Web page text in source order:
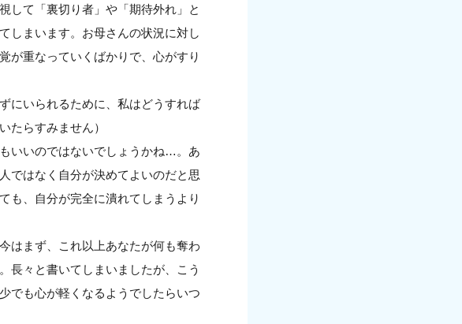
して「裏切り者」や「期待外れ」と
しまいます。お母さんの状況に対し
が重なっていくばかりで、心がすり
にいられるために、私はどうすれば
たらすみません）
いいのではないでしょうかね…。あ
ではなく自分が決めてよいのだと思
も、自分が完全に潰れてしまうより
はまず、これ以上あなたが何も奪わ
長々と書いてしまいましたが、こう
でも心が軽くなるようでしたらいつ